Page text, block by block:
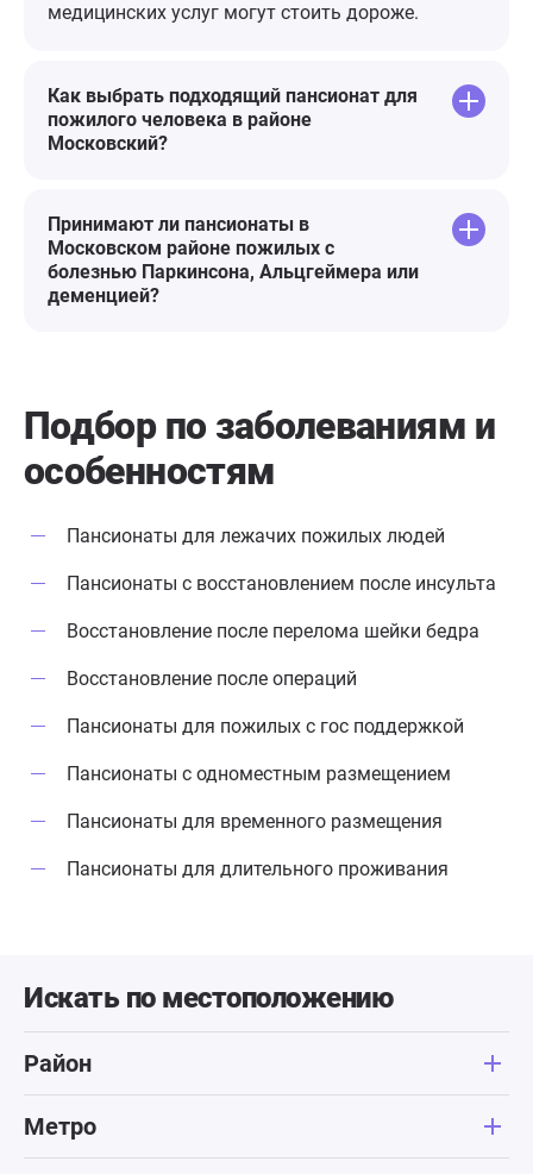
медицинских услуг могут стоить дороже.
Как выбрать подходящий пансионат для
пожилого человека в районе
Московский?
Принимают ли пансионаты в
Московском районе пожилых с
болезнью Паркинсона, Альцгеймера или
деменцией?
Подбор по заболеваниям и
особенностям
Пансионаты для лежачих пожилых людей
Пансионаты с восстановлением после инсульта
Восстановление после перелома шейки бедра
Восстановление после операций
Пансионаты для пожилых с гос поддержкой
Пансионаты с одноместным размещением
Пансионаты для временного размещения
Пансионаты для длительного проживания
Искать по местоположению
Район
Метро